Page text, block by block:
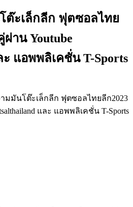
ต๊ะเล็กลีก ฟุตซอลไทย
าน Youtube
แอพพลิเคชั่น T-Sports
มมันโต๊ะเล็กลีก ฟุตซอลไทยลีก2023
และ แอพพลิเคชั่น T-Sports